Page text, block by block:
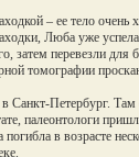
– ее тело
Люба уже
затем перевезли для
томографии
Санкт-Петербург. Там
палеонтологи
в возрасте